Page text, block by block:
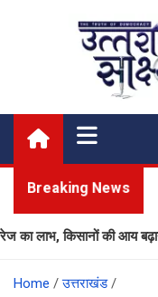
My News Portal
Breaking News
किसानों की आय बढ़ाने की
Home
उत्तराखंड